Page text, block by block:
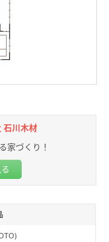
石川木材
家づくり！